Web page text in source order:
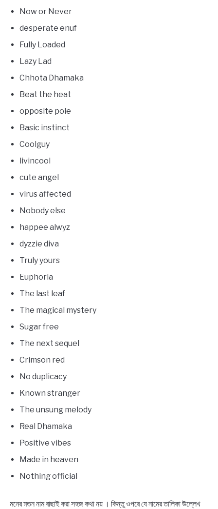
Now or Never
desperate enuf
Fully Loaded
Lazy Lad
Chhota Dhamaka
Beat the heat
opposite pole
Basic instinct
Coolguy
livincool
cute angel
virus affected
Nobody else
happee alwyz
dyzzie diva
Truly yours
Euphoria
The last leaf
The magical mystery
Sugar free
The next sequel
Crimson red
No duplicacy
Known stranger
The unsung melody
Real Dhamaka
Positive vibes
Made in heaven
Nothing official
মনের মতন নাম বাছাই করা সহজ কথা নয় । কিন্তু ওপরে যে নামের তালিকা উল্লেখ